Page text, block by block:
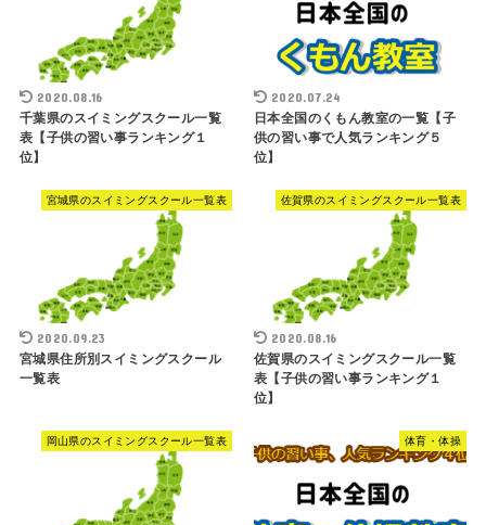
2020.08.16
千葉県のスイミングスクール一覧
表【子供の習い事ランキング１
位】
2020.07.24
日本全国のくもん教室の一覧【子
供の習い事で人気ランキング５
位】
宮城県のスイミングスクール一覧表
2020.09.23
宮城県住所別スイミングスクール
一覧表
佐賀県のスイミングスクール一覧表
2020.08.16
佐賀県のスイミングスクール一覧
表【子供の習い事ランキング１
位】
岡山県のスイミングスクール一覧表 体育・体操